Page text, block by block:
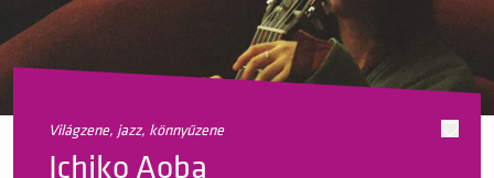
világzene, jazz, könnyűzene
Ichiko Aoba